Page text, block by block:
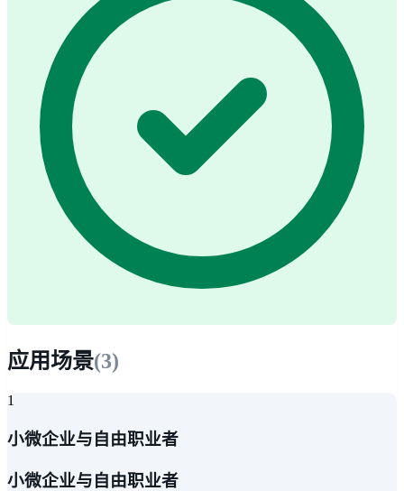
应用场景(3)
1
小微企业与自由职业者
小微企业与自由职业者